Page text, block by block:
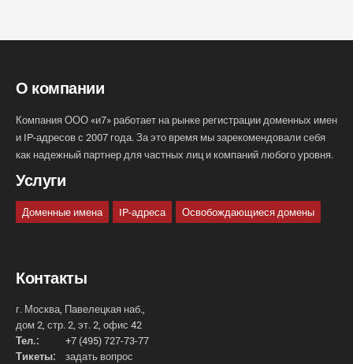
О компании
Компания ООО «и7» работает на рынке регистрации доменных имен
и IP-адресов с 2007 года. За это время мы зарекомендовали себя
как надежный партнер для частных лиц и компаний любого уровня.
Услуги
Доменные имена IP-адреса Освобождающиеся домены
Контакты
г. Москва, Павелецкая наб.,
дом 2, стр. 2, эт. 2, офис 42
Тел.:
+7 (495) 727-73-77
Тикеты:
задать вопрос